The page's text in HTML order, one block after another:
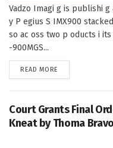
Vadzo Imagi g is publishi
y P egius S IMX900
so ac oss two p oducts i
-900MGS...
READ MORE
Court Grants Final
Kneat by Thoma Bravo